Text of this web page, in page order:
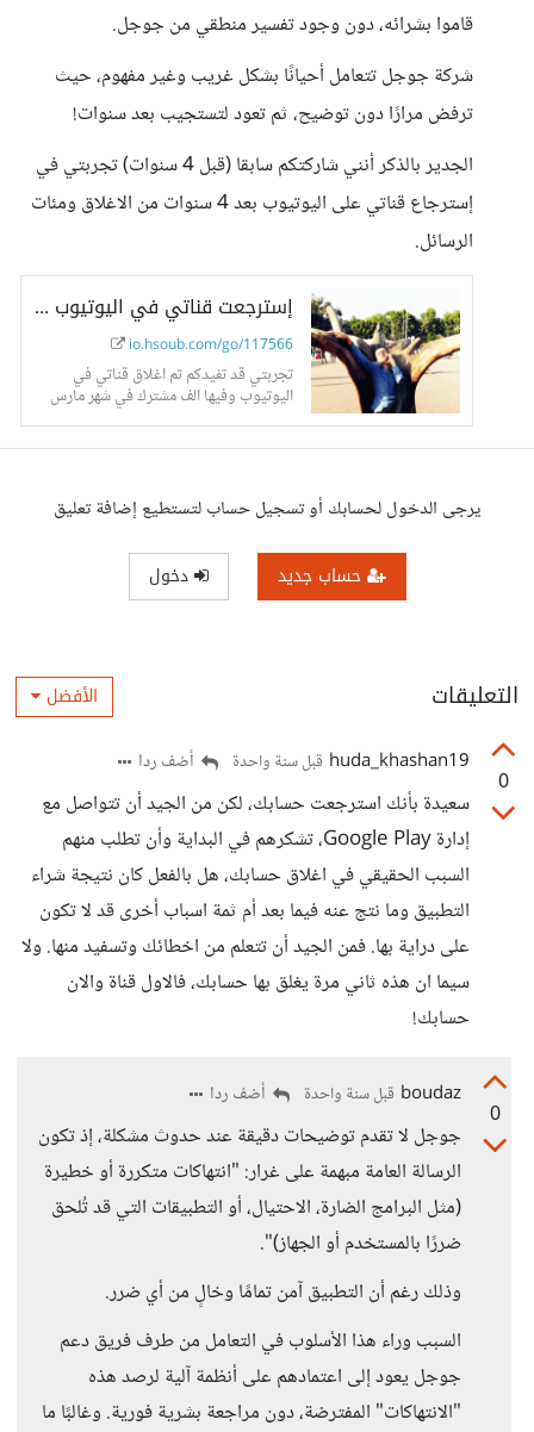
قاموا بشرائه، دون وجود تفسير منطقي من جوجل.
شركة جوجل تتعامل أحيانًا بشكل غريب وغير مفهوم، حيث
ترفض مرارًا دون توضيح، ثم تعود لتستجيب بعد سنوات!
الجدير بالذكر أنني شاركتكم سابقا (قبل 4 سنوات) تجربتي في
إسترجاع قناتي على اليوتيوب بعد 4 سنوات من الاغلاق ومئات
الرسائل.
إسترجعت قناتي في اليوتيوب بعد 4 سنوات من الإغلاق والمراسلة المستمرة! - حسوب I/O
io.hsoub.com/go/117566
تجربتي قد تفيدكم تم اغلاق قناتي في
اليوتيوب وفيها الف مشترك في شهر مارس
كانت صدمة
يرجى الدخول لحسابك أو تسجيل حساب لتستطيع إضافة تعليق
حساب جديد دخول
التعليقات الأفضل
0
huda_khashan19 قبل سنة واحدة أضف ردا
سعيدة بأنك استرجعت حسابك، لكن من الجيد أن تتواصل مع
إدارة Google Play، تشكرهم في البداية وأن تطلب منهم
السبب الحقيقي في اغلاق حسابك، هل بالفعل كان نتيجة شراء
التطبيق وما نتج عنه فيما بعد أم ثمة اسباب أخرى قد لا تكون
على دراية بها. فمن الجيد أن تتعلم من اخطائك وتسفيد منها. ولا
سيما ان هذه ثاني مرة يغلق بها حسابك، فالاول قناة والان
حسابك!
0
boudaz قبل سنة واحدة أضف ردا
جوجل لا تقدم توضيحات دقيقة عند حدوث مشكلة، إذ تكون
الرسالة العامة مبهمة على غرار: "انتهاكات متكررة أو خطيرة
(مثل البرامج الضارة، الاحتيال، أو التطبيقات التي قد تُلحق
ضررًا بالمستخدم أو الجهاز)".
وذلك رغم أن التطبيق آمن تمامًا وخالٍ من أي ضرر.
السبب وراء هذا الأسلوب في التعامل من طرف فريق دعم
جوجل يعود إلى اعتمادهم على أنظمة آلية لرصد هذه
"الانتهاكات" المفترضة، دون مراجعة بشرية فورية. وغالبًا ما